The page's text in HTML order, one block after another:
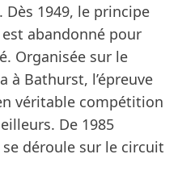
Dès 1949, le principe
abandonné pour
Organisée sur le
à Bathurst, l’épreuve
véritable compétition
De 1985
se déroule sur le circuit